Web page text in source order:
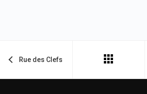
Rue des Clefs